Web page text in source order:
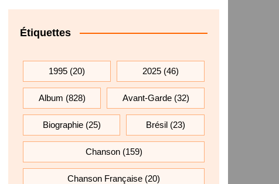
Étiquettes
1995 (20) 2025 (46)
Album (828) Avant-Garde(32)
Biographie(25) Brésil(23)
Chanson(159)
Chanson Française (20)